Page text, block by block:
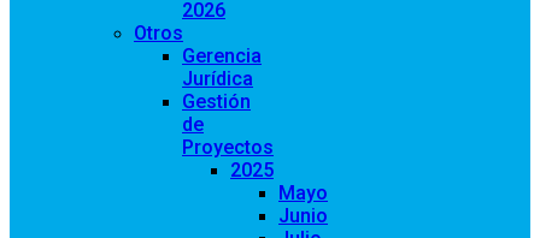
2026
Otros
Gerencia
Jurídica
Gestión
de
Proyectos
2025
Mayo
Junio